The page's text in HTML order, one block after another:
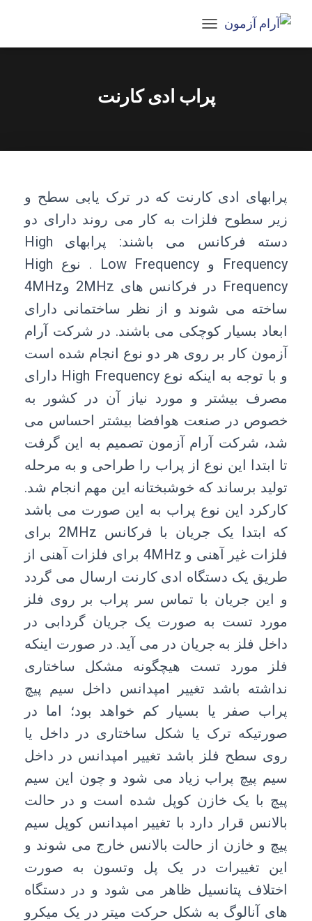
O
E
I
T
O
پراب ادی کارنت
پرابهای ادی کارنت که در ترک یابی سطح و
زیر سطوح فلزات به کار می روند دارای دو
دسته فرکانس می باشند: پرابهای High
Frequency و Low Frequency . نوع High
Frequency در فرکانس های 2MHz و4MHz
ساخته می شوند و از نظر ساختمانی دارای
ابعاد بسیار کوچکی می باشند. در شرکت آرام
آزمون کار بر روی هر دو نوع انجام شده است
و با توجه به اینکه نوع High Frequency دارای
مصرف بیشتر و مورد نیاز آن در کشور به
خصوص در صنعت هوافضا بیشتر احساس می
شد، شرکت آرام آزمون تصمیم به این گرفت
تا ابتدا این نوع از پراب را طراحی و به مرحله
تولید برساند که خوشبختانه این مهم انجام شد.
کارکرد این نوع پراب به این صورت می باشد
که ابتدا یک جریان با فرکانس 2MHz برای
فلزات غیر آهنی و 4MHz برای فلزات آهنی از
طریق یک دستگاه ادی کارنت ارسال می گردد
و این جریان با تماس سر پراب بر روی فلز
مورد تست به صورت یک جریان گردابی در
داخل فلز به جریان در می آید. در صورت اینکه
فلز مورد تست هیچگونه مشکل ساختاری
نداشته باشد تغییر امپدانس داخل سیم پیچ
پراب صفر یا بسیار کم خواهد بود؛ اما در
صورتیکه ترک یا شکل ساختاری در داخل یا
روی سطح فلز باشد تغییر امپدانس در داخل
سیم پیچ پراب زیاد می شود و چون این سیم
پیچ با یک خازن کوپل شده است و در حالت
بالانس قرار دارد با تغییر امپدانس کوپل سیم
پیچ و خازن از حالت بالانس خارج می شوند و
این تغییرات در یک پل وتسون به صورت
اختلاف پتانسیل ظاهر می شود و در دستگاه
های آنالوگ به شکل حرکت میتر در یک میکرو